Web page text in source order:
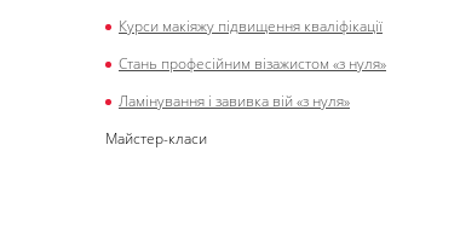
Курси макіяжу підвищення кваліфікації
Стань професійним візажистом «з нуля»
Ламінування і завивка вій «з нуля»
Майстер-класи